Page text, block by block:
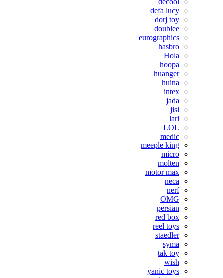
defa lucy
dorj toy
doublee
eurographics
hasbro
Hola
hoopa
huanger
huina
intex
jada
jisi
lari
LOL
medic
meeple king
micro
molten
motor max
neca
nerf
OMG
persian
red box
reel toys
staedler
syma
tak toy
wish
yanic toys